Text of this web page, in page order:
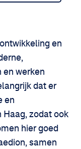
en
en werken
dat er
en
Haag, zodat ook
hier goed
samen